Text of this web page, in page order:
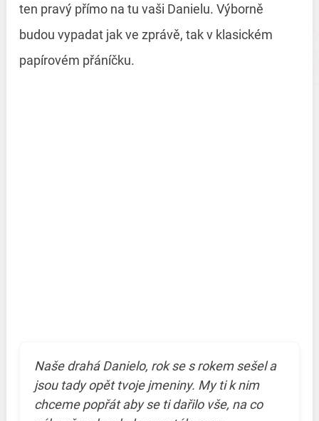
ten pravý přímo na tu vaši Danielu. Výborně
budou vypadat jak ve zprávě, tak v klasickém
papírovém přáníčku.
Naše drahá Danielo, rok se s rokem sešel a
jsou tady opět tvoje jmeniny. My ti k nim
chceme popřát aby se ti dařilo vše, na co